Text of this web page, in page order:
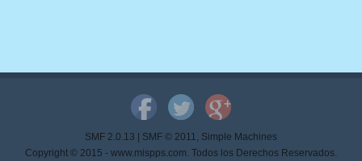
SMF 2.0.13 SMF © 2011, Simple Machines
Copyright © 2015 - www.mispps.com. Todos los Derechos Reservados.